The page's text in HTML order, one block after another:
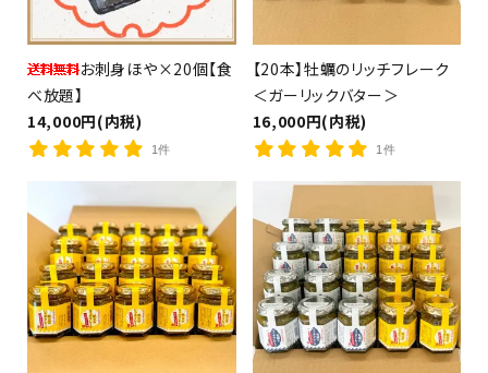
お刺身ほや×20個【食
べ放題】
14,000円(内税)
1件
【20本】牡蠣のリッチフレーク
＜ガーリックバター＞
16,000円(内税)
1件
キーワード
検索する